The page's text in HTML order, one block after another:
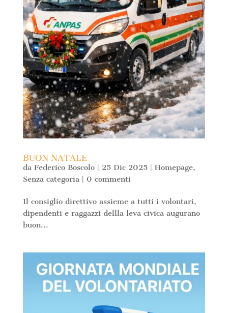
BUON NATALE
da Federico Boscolo| 25 Dic 2025| Homepage,
Senza categoria | 0 commenti
Il consiglio direttivo assieme a tutti i volontari,
dipendenti e raggazzi dellla leva civica augurano
buon...